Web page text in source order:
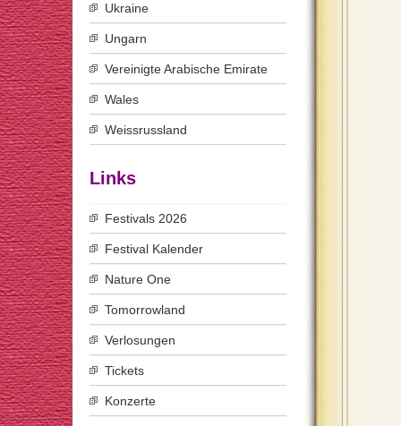
Ukraine
Ungarn
Vereinigte Arabische Emirate
Wales
Weissrussland
Links
Festivals 2026
Festival Kalender
Nature One
Tomorrowland
Verlosungen
Tickets
Konzerte